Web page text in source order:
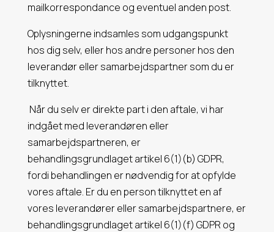
mailkorrespondance og eventuel anden post.
Oplysningerne indsamles som udgangspunkt
hos dig selv, eller hos andre personer hos den
leverandør eller samarbejdspartner som du er
tilknyttet.
Når du selv er direkte part i den aftale, vi har
indgået med leverandøren eller
samarbejdspartneren, er
behandlingsgrundlaget artikel 6(1)(b) GDPR,
fordi behandlingen er nødvendig for at opfylde
vores aftale. Er du en person tilknyttet en af
vores leverandører eller samarbejdspartnere, er
behandlingsgrundlaget artikel 6(1)(f) GDPR og